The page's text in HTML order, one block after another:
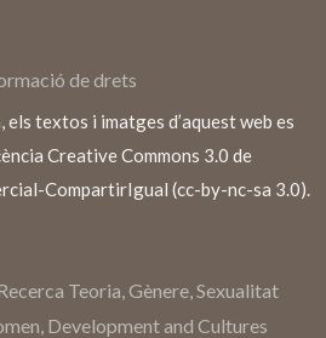
de drets
els textos i imatges d’aquest web es
Creative Commons 3.0 de
CompartirIgual (cc-by-nc-sa 3.0).
Teoria, Gènere, Sexualitat
Development and Cultures